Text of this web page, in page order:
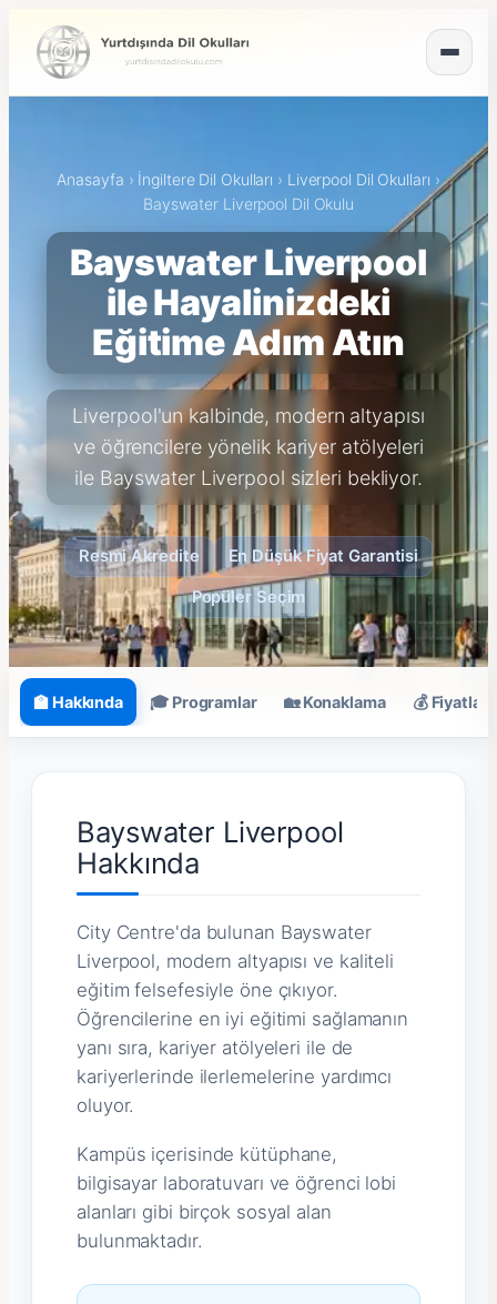
Anasayfa › İngiltere Dil Okulları › Liverpool Dil Okulları ›
Bayswater Liverpool Dil Okulu
Bayswater Liverpool
ile Hayalinizdeki
Eğitime Adım Atın
Liverpool'un kalbinde, modern altyapısı
ve öğrencilere yönelik kariyer atölyeleri
ile Bayswater Liverpool sizleri bekliyor.
Resmi Akredite En Düşük Fiyat Garantisi
Popüler Seçim
🏫 Hakkında 🎓 Programlar 🏡 Konaklama 💰 Fiyatlar
Bayswater Liverpool
Hakkında
City Centre'da bulunan Bayswater
Liverpool, modern altyapısı ve kaliteli
eğitim felsefesiyle öne çıkıyor.
Öğrencilerine en iyi eğitimi sağlamanın
yanı sıra, kariyer atölyeleri ile de
kariyerlerinde ilerlemelerine yardımcı
oluyor.
Kampüs içerisinde kütüphane,
bilgisayar laboratuvarı ve öğrenci lobi
alanları gibi birçok sosyal alan
bulunmaktadır.